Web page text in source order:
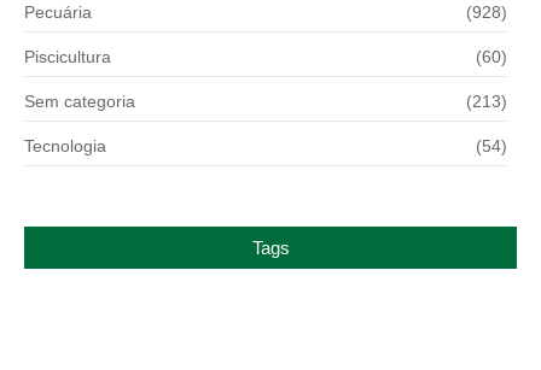
Pecuária (928)
Piscicultura (60)
Sem categoria (213)
Tecnologia (54)
Tags